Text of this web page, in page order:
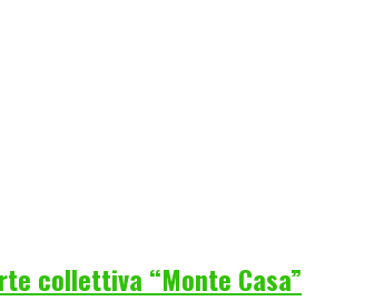
collettiva “Monte Casa”